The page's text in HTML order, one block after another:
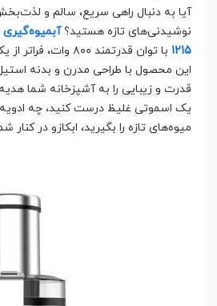
آیا به دنبال راهی سریع، سالم و
نوشیدنی‌های تازه هستید؟
1215
با توان قدرتمند ۸۰۰
این محصول با طراحی مدرن و بدنه
قدرت و زیبایی را به آشپزخانه شما
یک اسموتی غلیظ درست کنید، چه
میوه‌های تازه را بگیرید، ابکازو در کنار